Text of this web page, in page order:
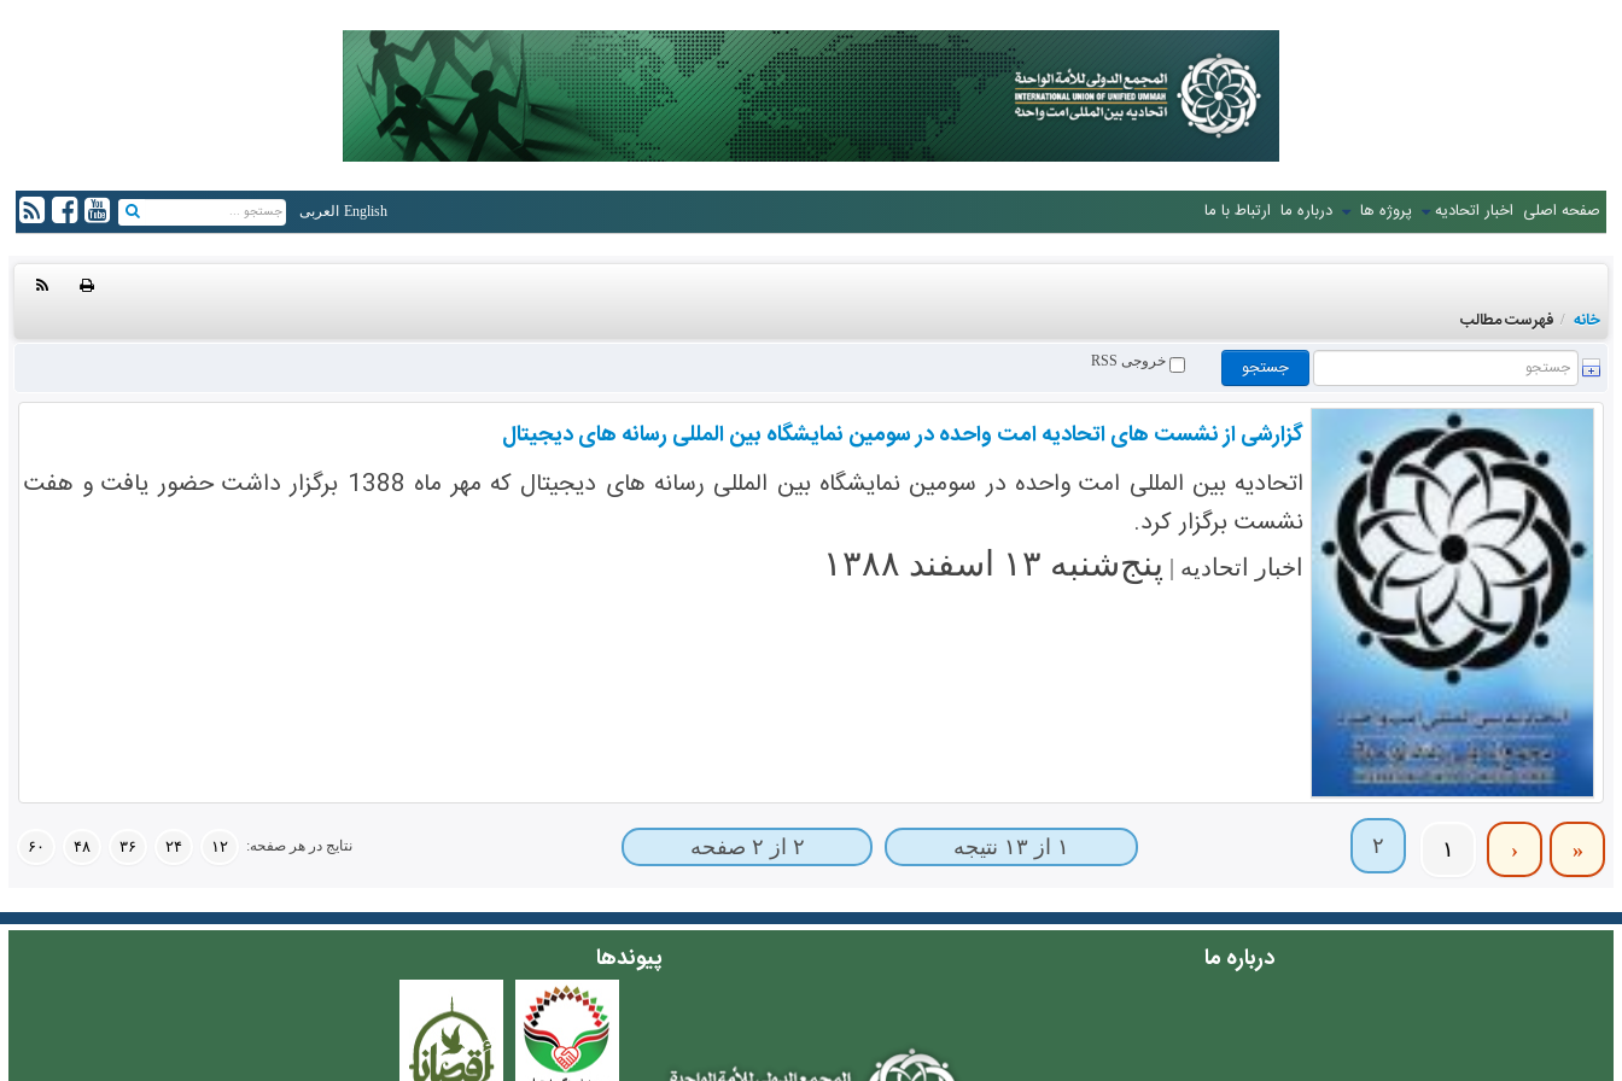
English العربی صفحه اصلی اخبار اتحادیه پروژه ها درباره ما ارتباط با ما
خانه / فهرست مطالب
خروجی RSS
گزارشی از نشست های اتحادیه امت واحده در سومین نمایشگاه بین المللی ‏رسانه های دیجیتال
اتحادیه بین المللی امت واحده در سومین نمایشگاه بین المللی ‏رسانه های دیجیتال که مهر ماه 1388 برگزار داشت حضور یافت و هفت
نشست برگزار کرد.
اخبار اتحادیه | پنج‌شنبه ۱۳ اسفند ۱۳۸۸
«
‹ ۱ ۲ ۱ از ۱۳ نتیجه ۲ از ۲ صفحه نتایج در هر صفحه: ۱۲ ۲۴ ۳۶ ۴۸ ۶۰
درباره ما پیوندها